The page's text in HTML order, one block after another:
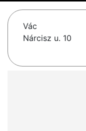
Vác
Nárcisz u. 10